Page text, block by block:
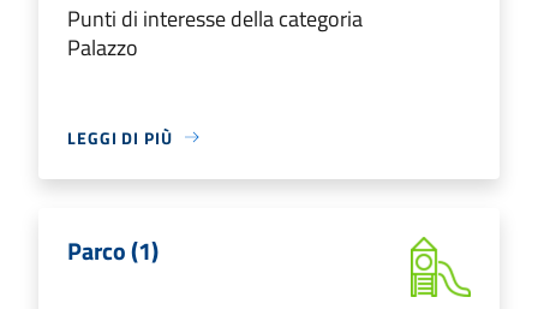
Punti di interesse della categoria
Palazzo
LEGGI DI PIÙ
Parco (1)